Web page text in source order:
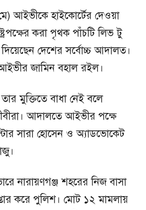
আইভীকে হাইকোর্টের দেওয়া
করা পৃথক পাঁচটি লিভ টু
দেশের সর্বোচ্চ আদালত।
জামিন বহাল রইল।
মুক্তিতে বাধা নেই বলে
আদালতে আইভীর পক্ষে
সারা হোসেন ও অ্যাডভোকেট
নারায়ণগঞ্জ শহরের নিজ বাসা
করে পুলিশ। মোট ১২ মামলায়